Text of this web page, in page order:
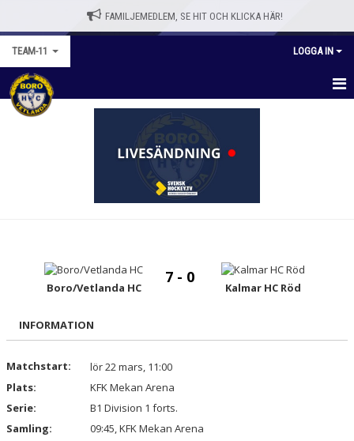
FAMILJEMEDLEM, SE HIT OCH KLICKA HÄR!
TEAM-11 LOGGA IN
TEAM-11
BILDGALLERI
DOKUMENT
Boro/Vetlanda HC
7 - 0
Kalmar HC Röd
INFORMATION
Matchstart:
lör 22 mars, 11:00
Plats:
KFK Mekan Arena
Serie:
B1 Division 1 forts.
Samling:
09:45, KFK Mekan Arena